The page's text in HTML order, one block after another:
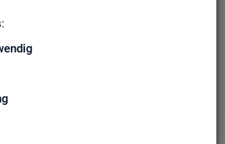
Überblick über die aktuelle
und Ausbildungsmarkt in